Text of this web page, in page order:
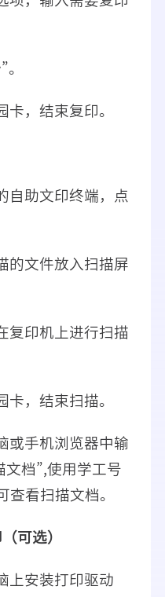
。
卡，结束复印。
自助文印终端，点
的文件放入扫描屏
复印机上进行扫描
卡，结束扫描。
或手机浏览器中输
文档”,使用学工号
查看扫描文档。
可选）
上安装打印驱动